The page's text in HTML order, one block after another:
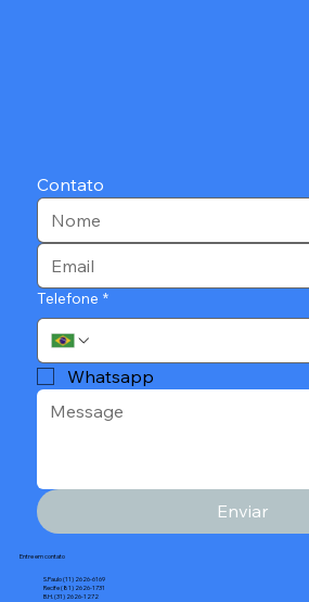
Contato
Telefone *
Whatsapp
Enviar
Entre em contato
S.Paulo (11) 2626-6169
Recife (81) 2626-1731
B.H. (31) 2626-1272